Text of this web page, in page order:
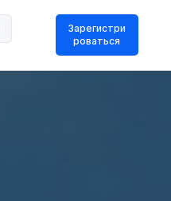
Зарегистри
роваться